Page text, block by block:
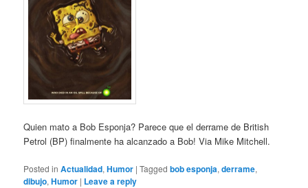
Quien mato a Bob Esponja? Parece que el derrame de British
Petrol (BP) finalmente ha alcanzado a Bob! Via Mike Mitchell.
Posted in Actualidad,Humor |Tagged bob esponja,derrame,
dibujo,Humor | Leave a reply